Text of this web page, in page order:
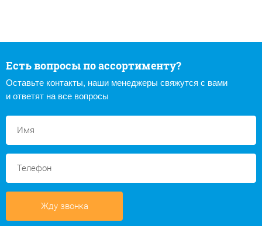
Есть вопросы по ассортименту?
Оставьте контакты, наши менеджеры свяжутся с вами
и ответят на все вопросы
Жду звонка